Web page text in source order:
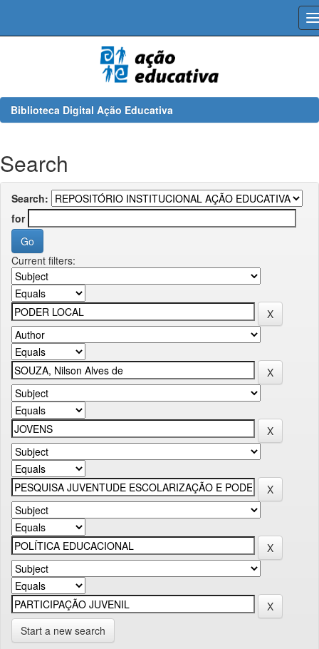
Biblioteca Digital Ação Educativa
Search
Search:
for
Current filters:
Start a new search